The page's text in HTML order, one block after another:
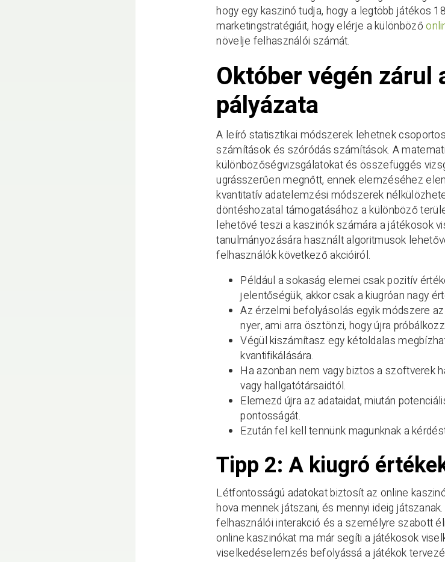
hogy egy kaszinó tudja, hogy a legtöbb játékos
marketingstratégiáit, hogy elérje a különböző
növelje felhasználói számát.
Október végén
pályázata
A leíró statisztikai módszerek lehetnek
számítások és szóródás számítások. A
különbözőségvizsgálatokat és összefüggés
ugrásszerűen megnőtt, ennek elemzéséhez
kvantitatív adatelemzési módszerek
döntéshozatal támogatásához a különböző
lehetővé teszi a kaszinók számára a játékosok
tanulmányozására használt algoritmusok
felhasználók következő akcióiról.
Például a sokaság elemei csak pozitív
jelentőségük, akkor csak a kiugróan nagy
Az érzelmi befolyásolás egyik módszere
nyer, ami arra ösztönzi, hogy újra
Végül kiszámítasz egy kétoldalas
kvantifikálására.
Ha azonban nem vagy biztos a szoftverek
vagy hallgatótársaidtól.
Elemezd újra az adataidat, miután
pontosságát.
Ezután fel kell tennünk magunknak a
Tipp 2: A kiugró
Létfontosságú adatokat biztosít az online
hova mennek játszani, és mennyi ideig
felhasználói interakció és a személyre szabott
online kaszinókat ma már segíti a játékosok
viselkedéselemzés befolyássá a játékok